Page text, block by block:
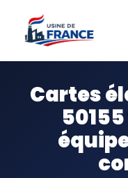
Cartes